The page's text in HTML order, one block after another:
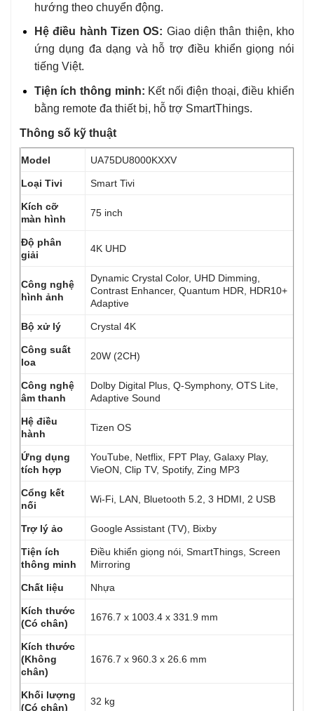
hướng theo chuyển động.
Hệ điều hành Tizen OS: Giao diện thân thiện, kho
ứng dụng đa dạng và hỗ trợ điều khiển giọng nói
tiếng Việt.
Tiện ích thông minh: Kết nối điện thoại, điều khiển
bằng remote đa thiết bị, hỗ trợ SmartThings.
Thông số kỹ thuật
Model UA75DU8000KXXV
Loại Tivi Smart Tivi
Kích cỡ
màn hình
75 inch
Độ phân
giải
4K UHD
Công nghệ
hình ảnh
Dynamic Crystal Color, UHD Dimming,
Contrast Enhancer, Quantum HDR, HDR10+
Adaptive
Bộ xử lý Crystal 4K
Công suất
loa
20W (2CH)
Công nghệ
âm thanh
Dolby Digital Plus, Q-Symphony, OTS Lite,
Adaptive Sound
Hệ điều
hành
Tizen OS
Ứng dụng
tích hợp
YouTube, Netflix, FPT Play, Galaxy Play,
VieON, Clip TV, Spotify, Zing MP3
Cổng kết
nối
Wi-Fi, LAN, Bluetooth 5.2, 3 HDMI, 2 USB
Trợ lý ảo Google Assistant (TV), Bixby
Tiện ích
thông minh
Điều khiển giọng nói, SmartThings, Screen
Mirroring
Chất liệu Nhựa
Kích thước
(Có chân)
1676.7 x 1003.4 x 331.9 mm
Kích thước
(Không
chân)
1676.7 x 960.3 x 26.6 mm
Khối lượng
(Có chân)
32 kg